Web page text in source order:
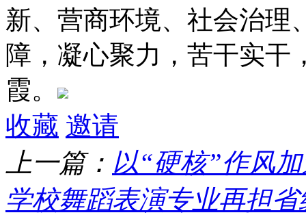
新、营商环境、社会治理
障，凝心聚力，苦干实干
霞。
收藏 邀请
上一篇： 以“硬核”作风
学校舞蹈表演专业再担